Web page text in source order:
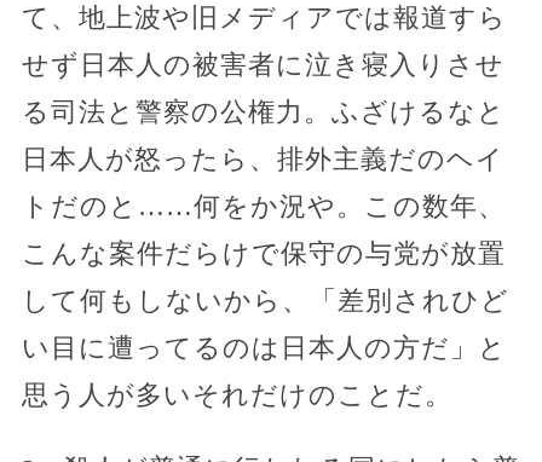
て、地上波や旧メディアでは報道すら
せず日本人の被害者に泣き寝入りさせ
る司法と警察の公権力。ふざけるなと
日本人が怒ったら、排外主義だのヘイ
トだのと……何をか況や。この数年、
こんな案件だらけで保守の与党が放置
して何もしないから、「差別されひど
い目に遭ってるのは日本人の方だ」と
思う人が多いそれだけのことだ。